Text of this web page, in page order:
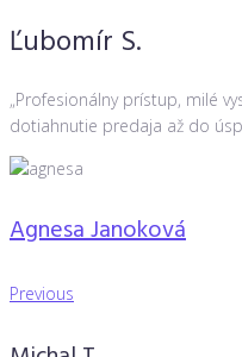
Skip
content
Ľubomír S.
„Profesionálny prístup, milé
dotiahnutie predaja až do
Agnesa Janoková
Navigácia
v
Previous
Previous